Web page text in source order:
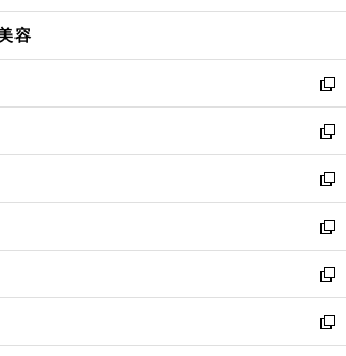
開
ウ
開
く
ン
ウ
で
開
く
ウ
ン
ド
ウ
で
開
く
容
新
し
い
ウ
ィ
ン
ド
ウ
で
開
く
新
し
い
ウ
ィ
ン
ド
ウ
で
開
新
し
い
ウ
ィ
ン
ド
ウ
新
し
い
ウ
ィ
ン
新
し
い
ウ
新
し